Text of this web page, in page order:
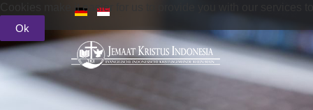
Cookies make it easier for us to provide you with our services
Ok